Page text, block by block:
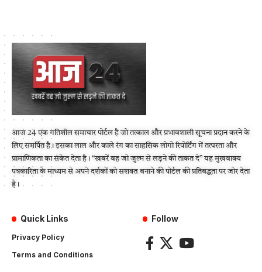
आज 24 एक गतिशील समाचार पोर्टल है जो तत्काल और प्रभावशाली सूचना प्रदान करने के
लिए समर्पित है। इसका लाल और काले रंग का साहसिक लोगो रिपोर्टिंग में तत्परता और
प्रामाणिकता का संकेत देता है। “खबरें वह जो जुल्म से लड़ने की ताकत दे” यह मुखवाक्य
पत्रकारिता के माध्यम से अपने दर्शकों को सशक्त बनाने की पोर्टल की प्रतिबद्धता पर जोर देता
है।
Quick Links
Privacy Policy
Terms and Conditions
Follow